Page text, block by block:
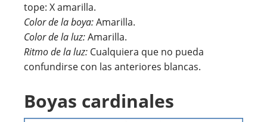
tope: X amarilla.
Color de la boya:Amarilla.
Color de la luz:Amarilla.
Ritmo de la luz: Cualquiera que no pueda
confundirse con las anteriores blancas.
Boyas cardinales